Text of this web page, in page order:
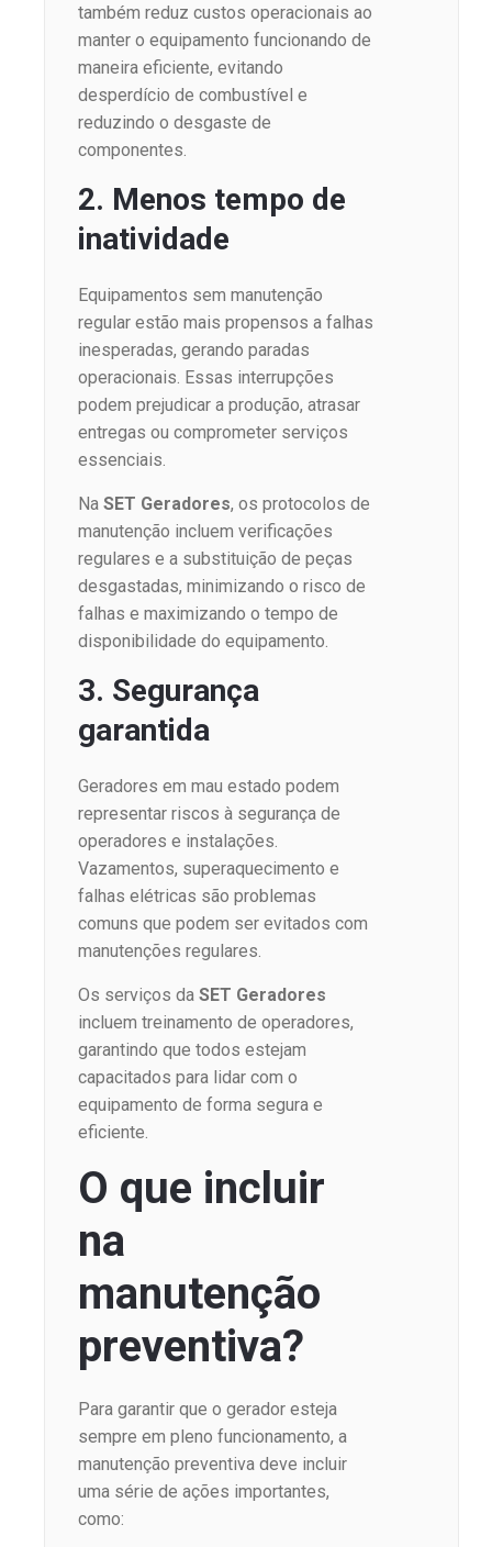
também reduz custos operacionais ao
manter o equipamento funcionando de
maneira eficiente, evitando
desperdício de combustível e
reduzindo o desgaste de
componentes.
2. Menos tempo de
inatividade
Equipamentos sem manutenção
regular estão mais propensos a falhas
inesperadas, gerando paradas
operacionais. Essas interrupções
podem prejudicar a produção, atrasar
entregas ou comprometer serviços
essenciais.
Na SET Geradores, os protocolos de
manutenção incluem verificações
regulares e a substituição de peças
desgastadas, minimizando o risco de
falhas e maximizando o tempo de
disponibilidade do equipamento.
3. Segurança
garantida
Geradores em mau estado podem
representar riscos à segurança de
operadores e instalações.
Vazamentos, superaquecimento e
falhas elétricas são problemas
comuns que podem ser evitados com
manutenções regulares.
Os serviços da SET Geradores
incluem treinamento de operadores,
garantindo que todos estejam
capacitados para lidar com o
equipamento de forma segura e
eficiente.
O que incluir
na
manutenção
preventiva?
Para garantir que o gerador esteja
sempre em pleno funcionamento, a
manutenção preventiva deve incluir
uma série de ações importantes,
como: